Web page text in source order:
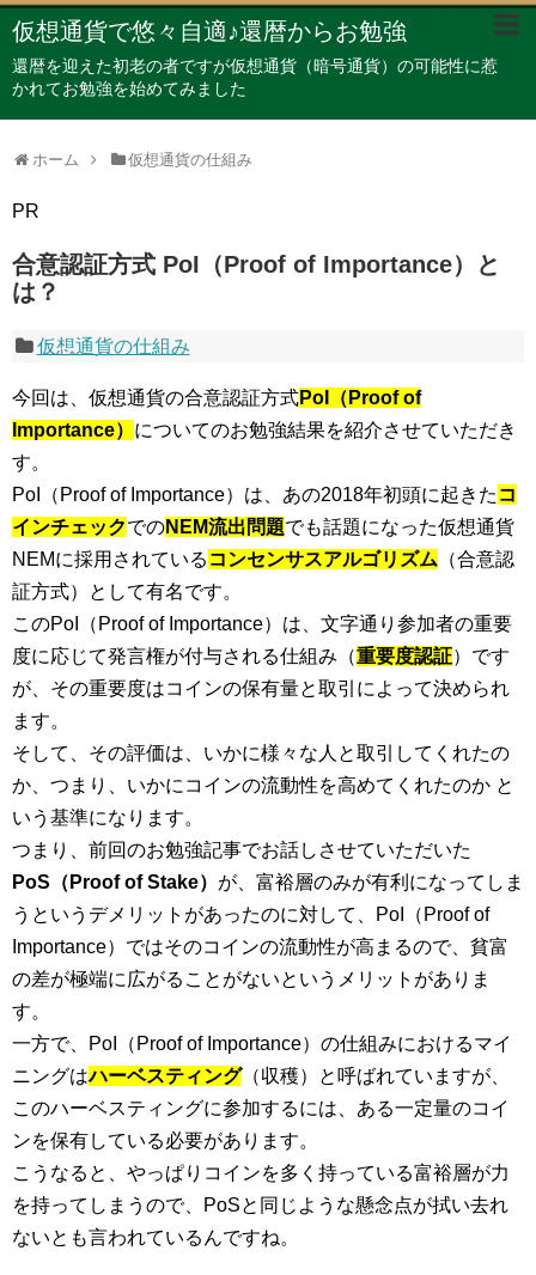
仮想通貨で悠々自適♪還暦からお勉強
還暦を迎えた初老の者ですが仮想通貨（暗号通貨）の可能性に惹
かれてお勉強を始めてみました
ホーム 仮想通貨の仕組み
PR
合意認証方式 PoI（Proof of Importance）と
は？
仮想通貨の仕組み
今回は、仮想通貨の合意認証方式PoI（Proof of
Importance） についてのお勉強結果を紹介させていただき
す。
PoI（Proof of Importance）は、あの2018年初頭に起きた コ
インチェックでのNEM流出問題でも話題になった仮想通貨
NEMに採用されている コンセンサスアルゴリズム （合意認
証方式）として有名です。
このPoI（Proof of Importance）は、文字通り参加者の重要
度に応じて発言権が付与される仕組み（重要度認証）です
が、その重要度はコインの保有量と取引によって決められ
ます。
そして、その評価は、いかに様々な人と取引してくれたの
か、つまり、いかにコインの流動性を高めてくれたのか と
いう基準になります。
つまり、前回のお勉強記事でお話しさせていただいた
PoS（Proof of Stake） が、富裕層のみが有利になってしま
うというデメリットがあったのに対して、PoI（Proof of
Importance）ではそのコインの流動性が高まるので、貧富
の差が極端に広がることがないというメリットがありま
す。
一方で、PoI（Proof of Importance）の仕組みにおけるマイ
ニングはハーベスティング（収穫）と呼ばれていますが、
このハーベスティングに参加するには、ある一定量のコイ
ンを保有している必要があります。
こうなると、やっぱりコインを多く持っている富裕層が力
を持ってしまうので、PoSと同じような懸念点が拭い去れ
ないとも言われているんですね。